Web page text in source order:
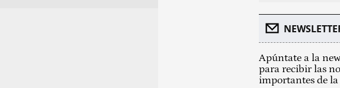
Apúntate a la
para recibir las
importantes de